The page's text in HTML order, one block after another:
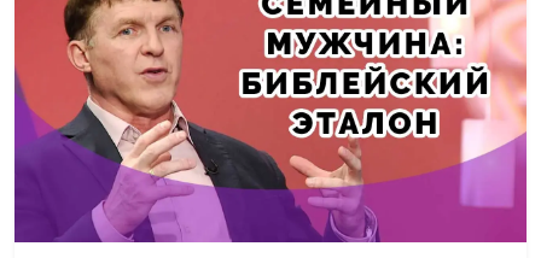
Кто такие абьюзеры?
Мария Мараханова ,
Александр Сахаров,
священнослужитель,
психолог,
консультант по
семейным
взаимоотношениям
#648